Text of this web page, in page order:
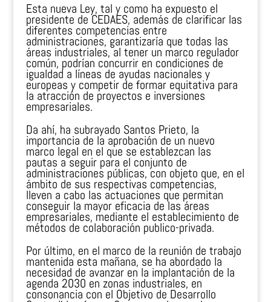
Esta nueva Ley, tal y como ha expuesto el
presidente de CEDAES, además de clarificar las
diferentes competencias entre
administraciones, garantizaría que todas las
áreas industriales, al tener un marco regulador
común, podrían concurrir en condiciones de
igualdad a líneas de ayudas nacionales y
europeas y competir de formar equitativa para
la atracción de proyectos e inversiones
empresariales.
Da ahí, ha subrayado Santos Prieto, la
importancia de la aprobación de un nuevo
marco legal en el que se establezcan las
pautas a seguir para el conjunto de
administraciones públicas, con objeto que, en el
ámbito de sus respectivas competencias,
lleven a cabo las actuaciones que permitan
conseguir la mayor eficacia de las áreas
empresariales, mediante el establecimiento de
métodos de colaboración publico-privada.
Por último, en el marco de la reunión de trabajo
mantenida esta mañana, se ha abordado la
necesidad de avanzar en la implantación de la
agenda 2030 en zonas industriales, en
consonancia con el Objetivo de Desarrollo